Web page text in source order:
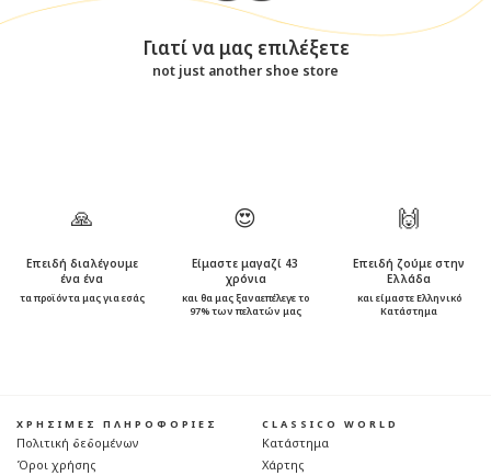
Γιατί να μας επιλέξετε
not just another shoe store
🙏
Επειδή διαλέγουμε
ένα ένα
τα προϊόντα μας για εσάς
😍
Είμαστε μαγαζί 43
χρόνια
και θα μας ξαναεπέλεγε το
97% των πελατών μας
🙌
Επειδή ζούμε στην
Ελλάδα
και είμαστε Ελληνικό
Κατάστημα
ΧΡΗΣΙΜΕΣ ΠΛΗΡΟΦΟΡΙΕΣ
Πολιτική δεδομένων
Όροι χρήσης
CLASSICO WORLD
Κατάστημα
Χάρτης